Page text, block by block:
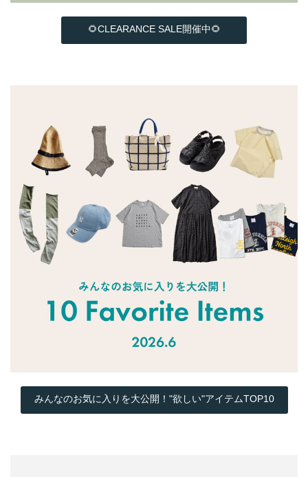
🌻CLEARANCE SALE開催中🌻
みんなのお気に入りを大公開！"欲しい"アイテムTOP10